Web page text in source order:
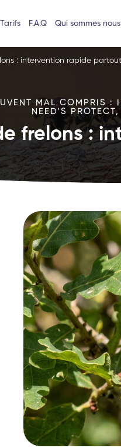
Tarifs F.A.Q Qui sommes nous
: intervention rapide
MAL COMPRIS :
NEED'S
frelons :